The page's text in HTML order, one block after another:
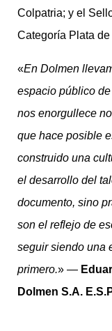
Colpatria; y el
Categoría Plata
«En Dolmen
espacio público
nos enorgullece
que hace posible
construido una
el desarrollo del
documento, sino
son el reflejo de
seguir siendo una
primero.» —
Dolmen S.A.